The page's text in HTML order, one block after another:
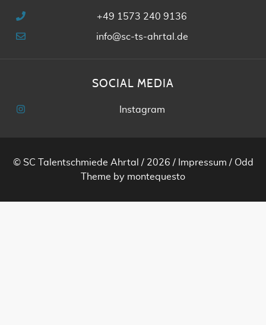
+49 1573 240 9136
info@sc-ts-ahrtal.de
SOCIAL MEDIA
Instagram
© SC Talentschmiede Ahrtal / 2026 / Impressum / Odd
Theme by montequesto